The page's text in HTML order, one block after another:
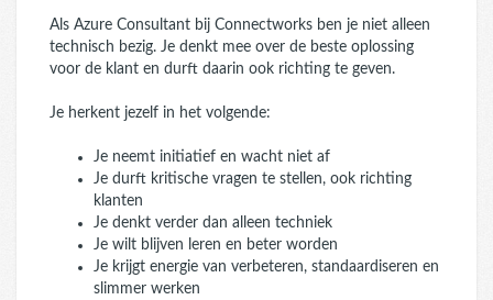
Als Azure Consultant bij Connectworks ben je niet alleen
technisch bezig. Je denkt mee over de beste oplossing
voor de klant en durft daarin ook richting te geven.
Je herkent jezelf in het volgende:
Je neemt initiatief en wacht niet af
Je durft kritische vragen te stellen, ook richting
klanten
Je denkt verder dan alleen techniek
Je wilt blijven leren en beter worden
Je krijgt energie van verbeteren, standaardiseren en
slimmer werken